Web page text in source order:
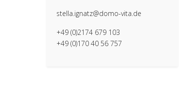
stella.ignatz@domo-vita.de
+49 (0)2174 679 103
+49 (0)170 40 56 757